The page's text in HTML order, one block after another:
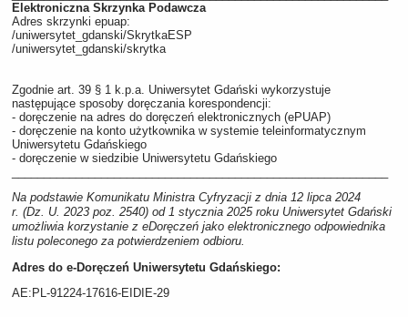
Elektroniczna Skrzynka Podawcza
Adres skrzynki epuap:
/uniwersytet_gdanski/SkrytkaESP
/uniwersytet_gdanski/skrytka
Zgodnie art. 39 § 1 k.p.a. Uniwersytet Gdański wykorzystuje
następujące sposoby doręczania korespondencji:
- doręczenie na adres do doręczeń elektronicznych (ePUAP)
- doręczenie na konto użytkownika w systemie teleinformatycznym
Uniwersytetu Gdańskiego
- doręczenie w siedzibie Uniwersytetu Gdańskiego
Na podstawie Komunikatu Ministra Cyfryzacji z dnia 12 lipca 2024
r. (Dz. U. 2023 poz. 2540) od 1 stycznia 2025 roku Uniwersytet Gdański
umożliwia korzystanie z eDoręczeń jako elektronicznego odpowiednika
listu poleconego za potwierdzeniem odbioru.
Adres do e-Doręczeń Uniwersytetu Gdańskiego:
AE:PL-91224-17616-EIDIE-29